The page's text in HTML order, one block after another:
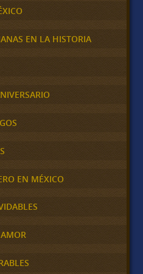
EN LA HISTORIA
EN MÉXICO